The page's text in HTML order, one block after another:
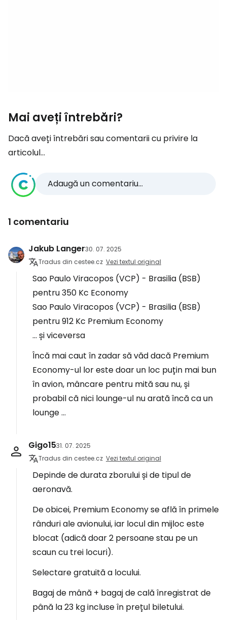
Mai aveți întrebări?
Dacă aveți întrebări sau comentarii cu privire la
articolul...
Adaugă un comentariu...
1 comentariu
Jakub Langer30. 07. 2025
Tradus din cestee.cz Vezi textul original
Sao Paulo Viracopos (VCP) - Brasilia (BSB)
pentru 350 Kc Economy
Sao Paulo Viracopos (VCP) - Brasilia (BSB)
pentru 912 Kc Premium Economy
... și viceversa
Încă mai caut în zadar să văd dacă Premium
Economy-ul lor este doar un loc puțin mai bun
în avion, mâncare pentru mită sau nu, și
probabil că nici lounge-ul nu arată încă ca un
lounge ...
Gigo1531. 07. 2025
Tradus din cestee.cz Vezi textul original
Depinde de durata zborului și de tipul de
aeronavă.
De obicei, Premium Economy se află în primele
rânduri ale avionului, iar locul din mijloc este
blocat (adică doar 2 persoane stau pe un
scaun cu trei locuri).
Selectare gratuită a locului.
Bagaj de mână + bagaj de cală înregistrat de
până la 23 kg incluse în prețul biletului.